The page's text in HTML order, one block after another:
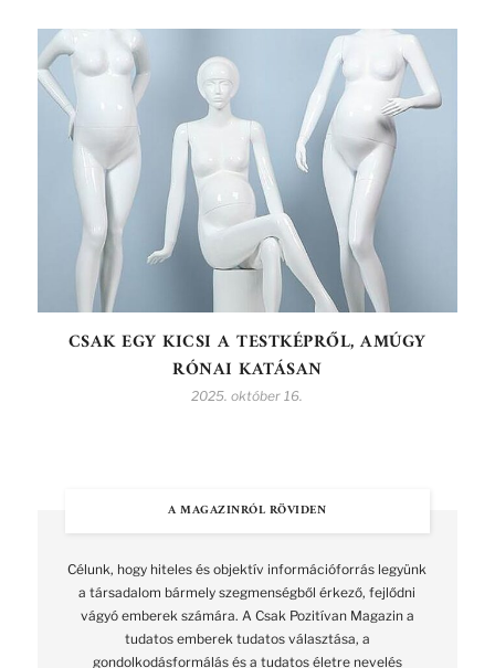
CSAK EGY KICSI A TESTKÉPRŐL, AMÚGY
RÓNAI KATÁSAN
2025. október 16.
A MAGAZINRÓL RÖVIDEN
Célunk, hogy hiteles és objektív információforrás legyünk
a társadalom bármely szegmenségből érkező, fejlődni
vágyó emberek számára. A Csak Pozitívan Magazin a
tudatos emberek tudatos választása, a
gondolkodásformálás és a tudatos életre nevelés